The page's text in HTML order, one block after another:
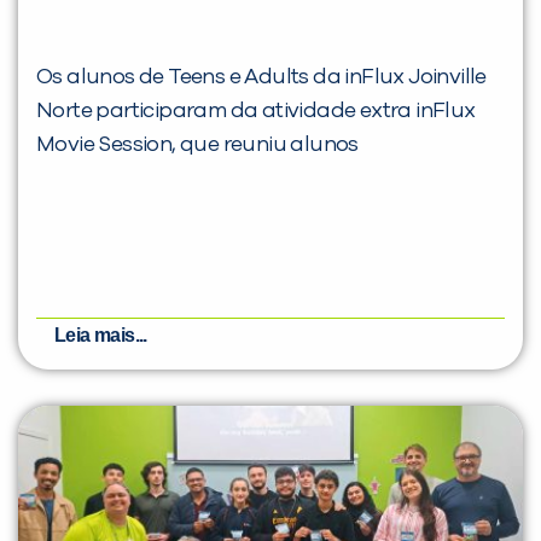
Os alunos de Teens e Adults da inFlux Joinville
Norte participaram da atividade extra inFlux
Movie Session, que reuniu alunos
Leia mais...